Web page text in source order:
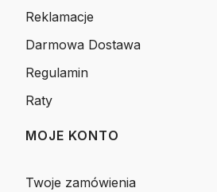
Reklamacje
Darmowa Dostawa
Regulamin
Raty
MOJE KONTO
Twoje zamówienia